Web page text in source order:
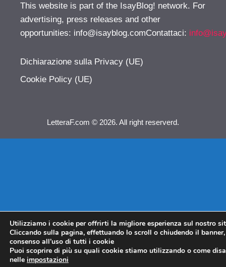
This website is part of the IsayBlog! network. For
advertising, press releases and other
opportunities: info@isayblog.comContattaci:
Dichiarazione sulla Privacy (UE)
Cookie Policy (UE)
LetteraF.com © 2026. All right reserverd.
Utilizziamo i cookie per offrirti la migliore esperienza sul nostro
Cliccando sulla pagina, effettuando lo scroll o chiudendo il
consenso all’uso di tutti i cookie
Puoi scoprire di più su quali cookie stiamo utilizzando o come
nelle impostazioni